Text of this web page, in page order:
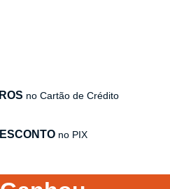
no Cartão de Crédito
no PIX